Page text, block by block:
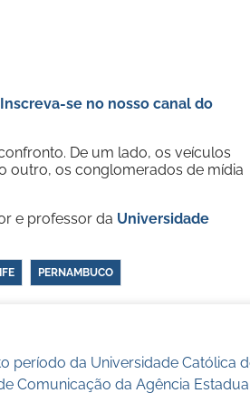
Inscreva-se no nosso canal do
De um lado, os veículos
outro, os conglomerados de mídia
e professor da Universidade
PERNAMBUCO
período da Universidade Católica
Comunicação da Agência